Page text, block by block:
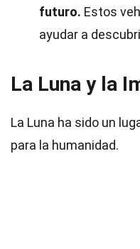
futuro. Estos
ayudar a
La Luna y la
La Luna ha sido un
para la humanidad.